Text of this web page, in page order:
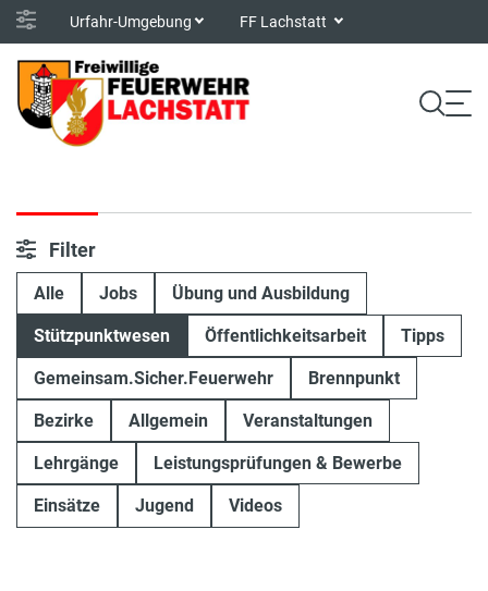
Urfahr-Umgebung FF Lachstatt
Filter
Alle Jobs Übung und Ausbildung
Stützpunktwesen Öffentlichkeitsarbeit Tipps
Gemeinsam.Sicher.Feuerwehr Brennpunkt
Bezirke Allgemein Veranstaltungen
Lehrgänge Leistungsprüfungen & Bewerbe
Einsätze Jugend Videos